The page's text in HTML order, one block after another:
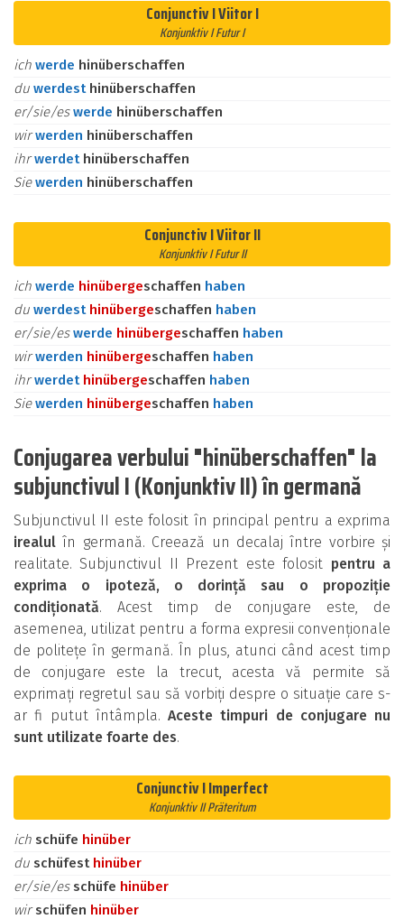
Conjunctiv I Viitor I
Konjunktiv I Futur I
ich werde hinüberschaffen
du werdest hinüberschaffen
er/sie/eswerde hinüberschaffen
wirwerden hinüberschaffen
ihrwerdet hinüberschaffen
Siewerden hinüberschaffen
Conjunctiv I Viitor II
Konjunktiv I Futur II
ich werde hinübergeschaffen haben
du werdest hinübergeschaffen haben
er/sie/eswerde hinübergeschaffen haben
wirwerden hinübergeschaffen haben
ihrwerdet hinübergeschaffen haben
Siewerden hinübergeschaffen haben
Conjugarea verbului "hinüberschaffen" la
subjunctivul I (Konjunktiv II) în germană
Subjunctivul II este folosit în principal pentru a exprima
irealul în germană. Creează un decalaj între vorbire și
realitate. Subjunctivul II Prezent este folosit pentru a
exprima o ipoteză, o dorință sau o propoziție
condiționată. Acest timp de conjugare este, de
asemenea, utilizat pentru a forma expresii convenționale
de politețe în germană. În plus, atunci când acest timp
de conjugare este la trecut, acesta vă permite să
exprimați regretul sau să vorbiți despre o situație care s-
ar fi putut întâmpla. Aceste timpuri de conjugare nu
sunt utilizate foarte des.
Conjunctiv I Imperfect
Konjunktiv II Präteritum
ich schüfe hinüber
du schüfest hinüber
er/sie/es schüfe hinüber
wirschüfen hinüber